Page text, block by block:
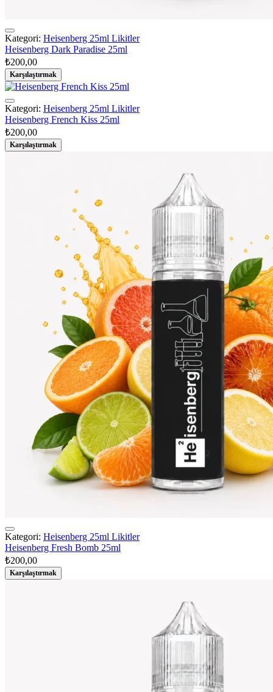
Kategori: Heisenberg 25ml Likitler
Heisenberg Dark Paradise 25ml
₺200,00
Karşılaştırmak
Kategori: Heisenberg 25ml Likitler
Heisenberg French Kiss 25ml
₺200,00
Karşılaştırmak
Kategori: Heisenberg 25ml Likitler
Heisenberg Fresh Bomb 25ml
₺200,00
Karşılaştırmak